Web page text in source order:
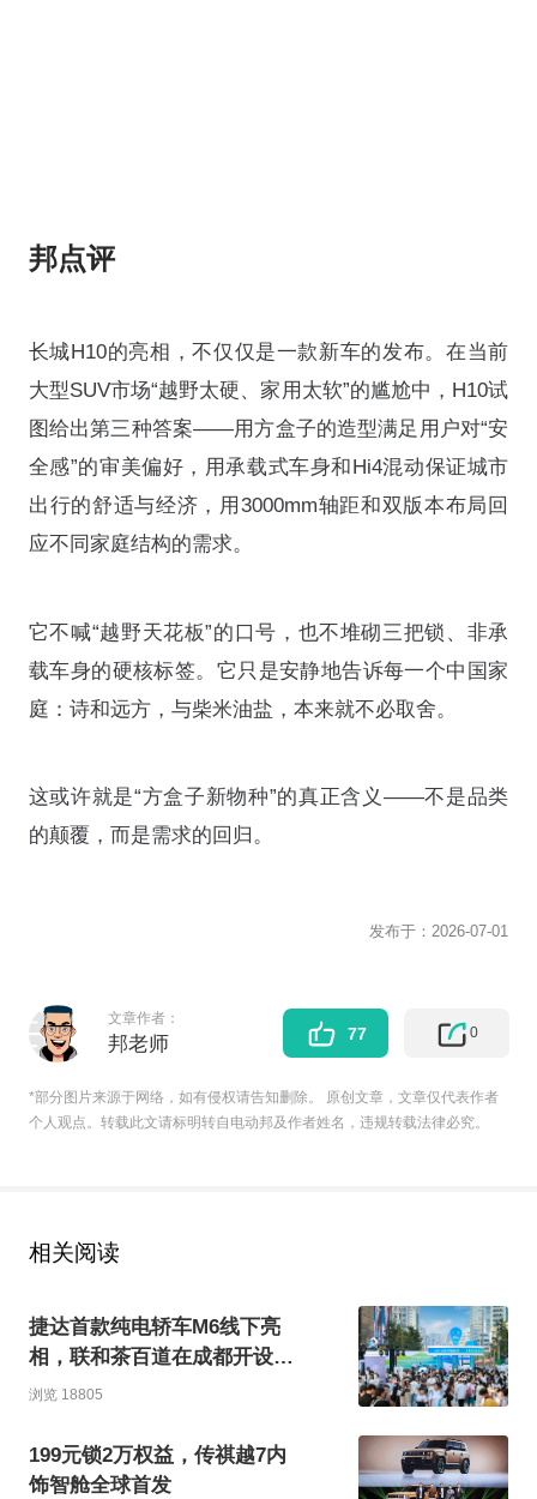
邦点评
长城H10的亮相，不仅仅是一款新车的发布。在当前
大型SUV市场“越野太硬、家用太软”的尴尬中，H10试
图给出第三种答案——用方盒子的造型满足用户对“安
全感”的审美偏好，用承载式车身和Hi4混动保证城市
出行的舒适与经济，用3000mm轴距和双版本布局回
应不同家庭结构的需求。
它不喊“越野天花板”的口号，也不堆砌三把锁、非承
载车身的硬核标签。它只是安静地告诉每一个中国家
庭：诗和远方，与柴米油盐，本来就不必取舍。
这或许就是“方盒子新物种”的真正含义——不是品类
的颠覆，而是需求的回归 。
发布于： 2026-07-01
文章作者：
邦老师 77 0
*部分图片来源于网络，如有侵权请告知删除。 原创文章，文章仅代表作者
个人观点。转载此文请标明转自电动邦及作者姓名，违规转载法律必究。
相关阅读
捷达首款纯电轿车M6线下亮
相，联和茶百道在成都开设限
时快闪店
浏览 18805
199元锁2万权益，传祺越7内
饰智舱全球首发